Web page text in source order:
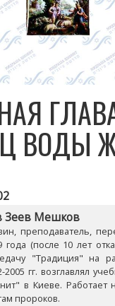
ВОДЫ
Зеев Мешков
преподаватель,
года (после 10 лет
"Традиция" на
2005 гг. возглавлял
в Киеве. Работает
пророков.